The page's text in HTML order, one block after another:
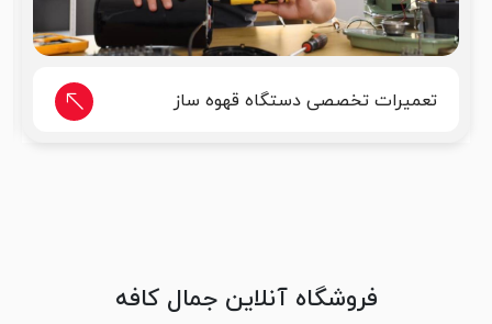
تعمیرات تخصصی دستگاه قهوه ساز
فروشگاه آنلاین جمال کافه